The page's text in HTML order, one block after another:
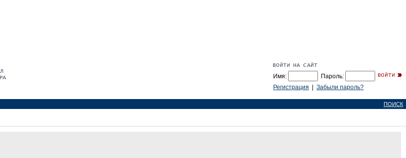
Имя:
Пароль:
Регистрация
Забыли пароль?
ПОИСК